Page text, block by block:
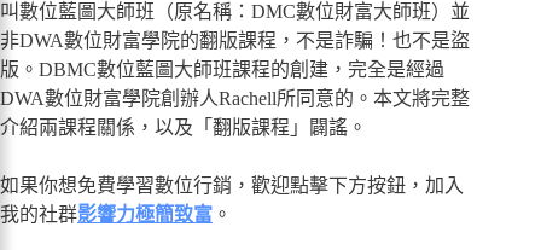
叫數位藍圖大師班（原名稱：DMC數位財富大師班）並
非DWA數位財富學院的翻版課程，不是詐騙！也不是盜
版。DBMC數位藍圖大師班課程的創建，完全是經過
DWA數位財富學院創辦人Rachell所同意的。本文將完整
介紹兩課程關係，以及「翻版課程」闢謠。
如果你想免費學習數位行銷，歡迎點擊下方按鈕，加入
我的社群影響力極簡致富 。